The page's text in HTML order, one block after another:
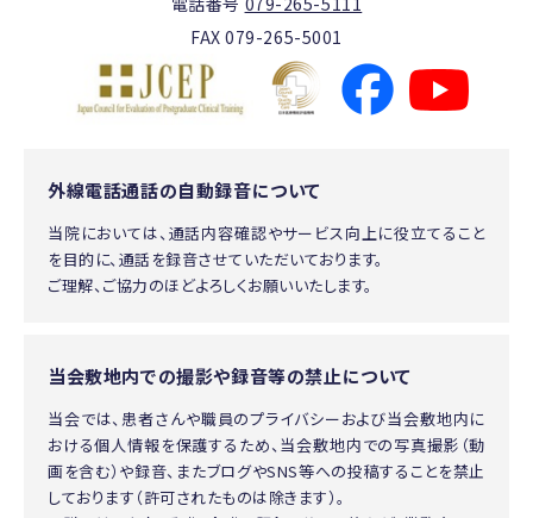
FAX 079-265-5001
外線電話通話の自動録音について
当院においては、通話内容確認やサービス向上に役立てること
を目的に、通話を録音させていただいております。
ご理解、ご協力のほどよろしくお願いいたします。
当会敷地内での撮影や録音等の禁止について
当会では、患者さんや職員のプライバシーおよび当会敷地内に
おける個人情報を保護するため、当会敷地内での写真撮影（動
画を含む）や録音、またブログやSNS等への投稿することを禁止
しております（許可されたものは除きます）。